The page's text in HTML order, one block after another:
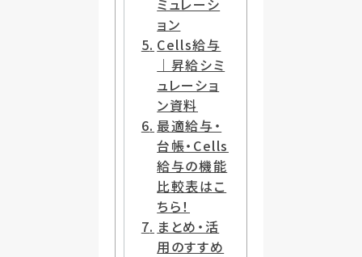
ョン
Cells給与
｜昇給シミ
ュレーショ
ン資料
最適給与・
台帳・Cells
給与の機能
比較表はこ
ちら！
まとめ・活
用のすすめ